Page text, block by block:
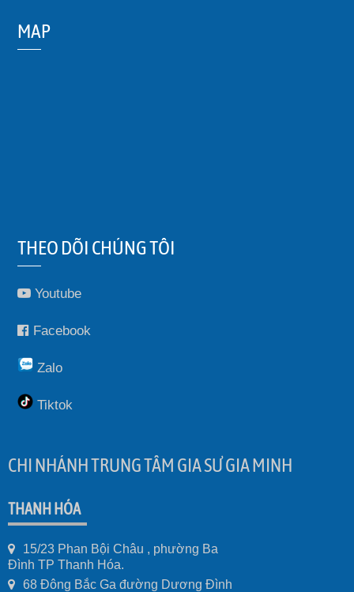
MAP
THEO DÕI CHÚNG TÔI
Youtube
Facebook
Zalo
Tiktok
CHI NHÁNH TRUNG TÂM GIA SƯ GIA MINH
THANH HÓA
15/23 Phan Bội Châu , phường Ba
Đình TP Thanh Hóa.
68 Đông Bắc Ga đường Dương Đình